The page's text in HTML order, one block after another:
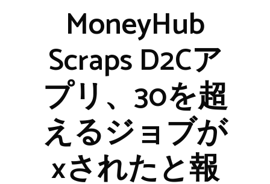
MoneyHub
Scraps D2Cア
プリ、30を超
えるジョブが
xされたと報